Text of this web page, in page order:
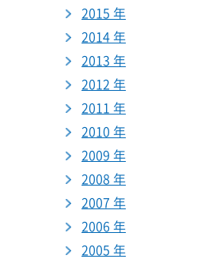
2015 年
2014 年
2013 年
2012 年
2011 年
2010 年
2009 年
2008 年
2007 年
2006 年
2005 年